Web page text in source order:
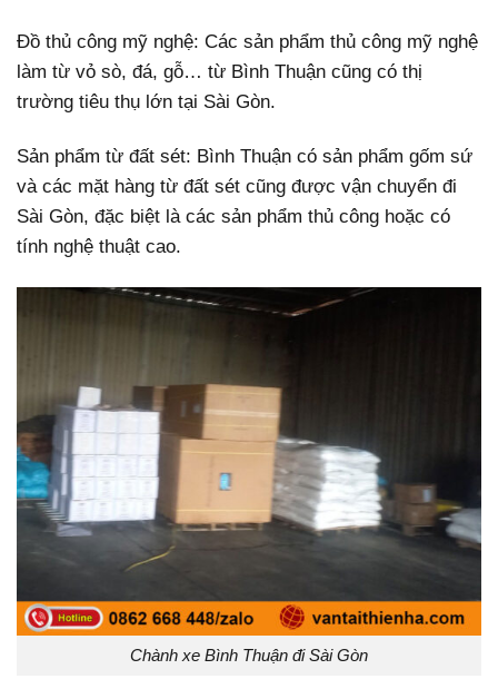
Đồ thủ công mỹ nghệ: Các sản phẩm thủ công mỹ nghệ
làm từ vỏ sò, đá, gỗ… từ Bình Thuận cũng có thị
trường tiêu thụ lớn tại Sài Gòn.
Sản phẩm từ đất sét: Bình Thuận có sản phẩm gốm sứ
và các mặt hàng từ đất sét cũng được vận chuyển đi
Sài Gòn, đặc biệt là các sản phẩm thủ công hoặc có
tính nghệ thuật cao.
Chành xe Bình Thuận đi Sài Gòn